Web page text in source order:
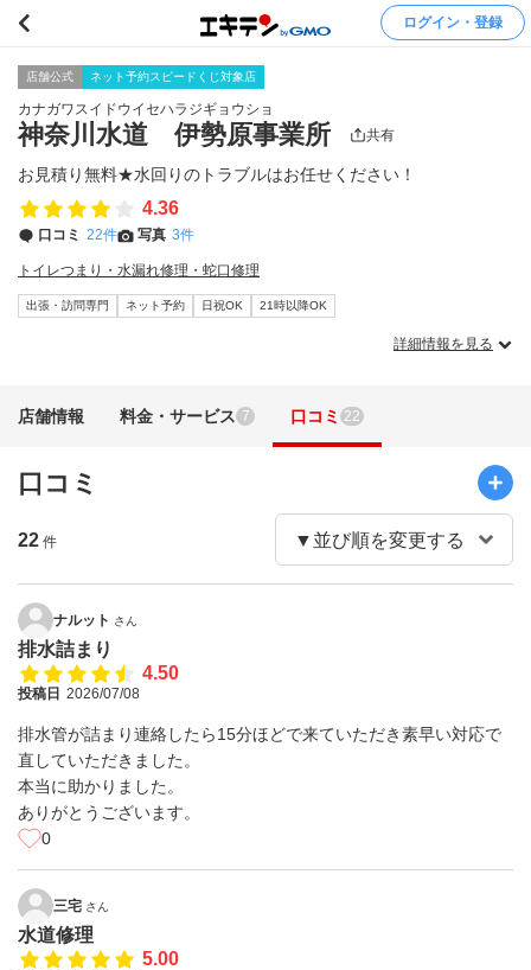
ログイン・登録
店舗公式 ネット予約スピードくじ対象店
カナガワスイドウイセハラジギョウショ
神奈川水道 伊勢原事業所 共有
お見積り無料★水回りのトラブルはお任せください！
4.36
口コミ 22件 写真 3件
トイレつまり・水漏れ修理・蛇口修理
出張・訪問専門 ネット予約 日祝OK 21時以降OK
詳細情報を見る
店舗情報 料金・サービス 7 口コミ 22
口コミ
22 件
ナルット さん
排水詰まり
4.50
投稿日 2026/07/08
排水管が詰まり連絡したら15分ほどで来ていただき素早い対応で
直していただきました。
本当に助かりました。
ありがとうございます。
0
三宅 さん
水道修理
5.00